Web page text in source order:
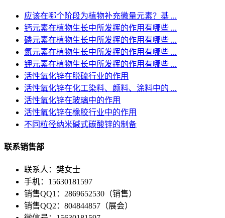
应该在哪个阶段为植物补充微量元素？基 ...
钙元素在植物生长中所发挥的作用有哪些 ...
磷元素在植物生长中所发挥的作用有哪些 ...
氮元素在植物生长中所发挥的作用有哪些 ...
钾元素在植物生长中所发挥的作用有哪些 ...
活性氧化锌在脱硫行业的作用
活性氧化锌在化工染料、颜料、涂料中的 ...
活性氧化锌在玻璃中的作用
活性氧化锌在橡胶行业中的作用
不同粒径纳米碱式碳酸锌的制备
联系销售部
联系人：樊女士
手机：15630181597
销售QQ1：2869652530（销售）
销售QQ2：804844857（展会）